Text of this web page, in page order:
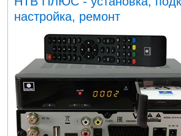
настройка, ремонт